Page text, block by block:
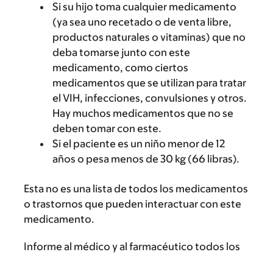
Si su hijo toma cualquier medicamento
(ya sea uno recetado o de venta libre,
productos naturales o vitaminas) que no
deba tomarse junto con este
medicamento, como ciertos
medicamentos que se utilizan para tratar
el VIH, infecciones, convulsiones y otros.
Hay muchos medicamentos que no se
deben tomar con este.
Si el paciente es un niño menor de 12
años o pesa menos de 30 kg (66 libras).
Esta no es una lista de todos los medicamentos
o trastornos que pueden interactuar con este
medicamento.
Informe al médico y al farmacéutico todos los